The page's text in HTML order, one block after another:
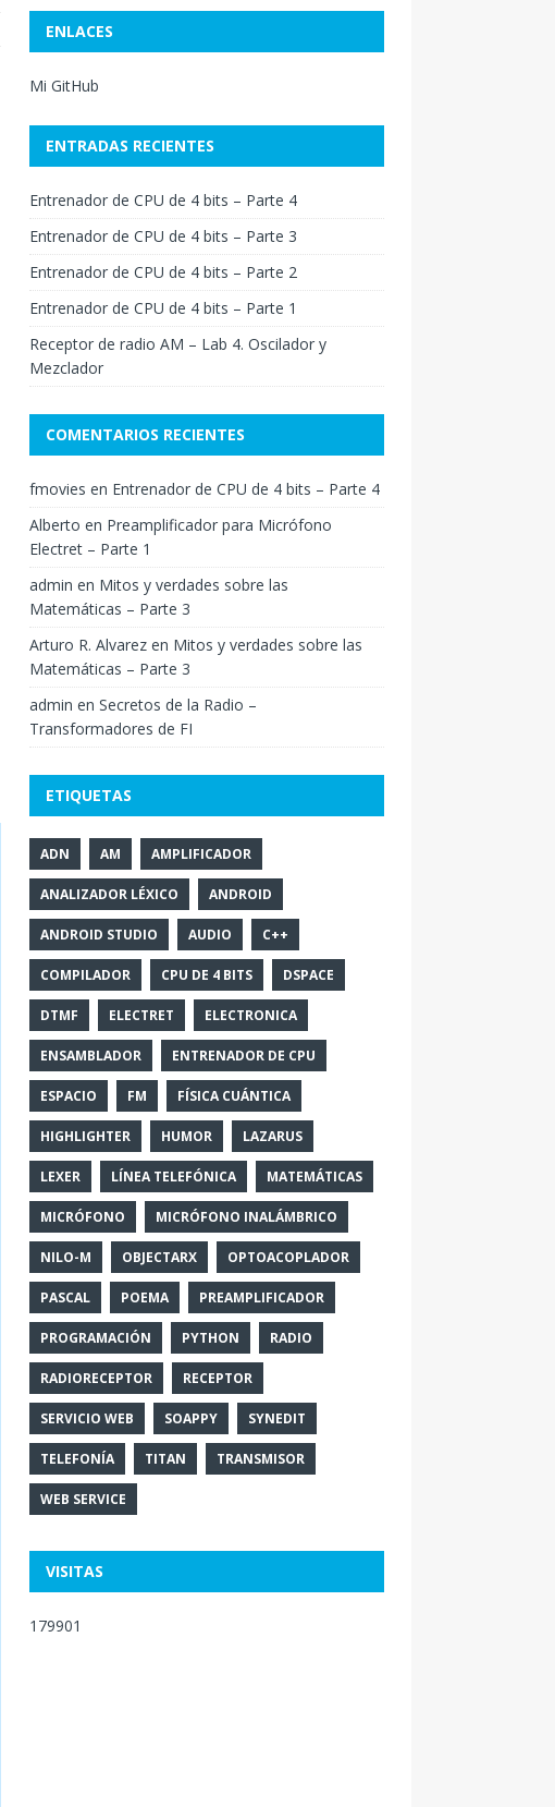
ENLACES
Mi GitHub
ENTRADAS RECIENTES
Entrenador de CPU de 4 bits – Parte 4
Entrenador de CPU de 4 bits – Parte 3
Entrenador de CPU de 4 bits – Parte 2
Entrenador de CPU de 4 bits – Parte 1
Receptor de radio AM – Lab 4. Oscilador y
Mezclador
COMENTARIOS RECIENTES
fmovies en Entrenador de CPU de 4 bits – Parte 4
Alberto en Preamplificador para Micrófono
Electret – Parte 1
admin en Mitos y verdades sobre las
Matemáticas – Parte 3
Arturo R. Alvarezen Mitos y verdades sobre las
Matemáticas – Parte 3
admin en Secretos de la Radio –
Transformadores de FI
ETIQUETAS
ADN AM AMPLIFICADOR
ANALIZADOR LÉXICO ANDROID
ANDROID STUDIO AUDIO C++
COMPILADOR CPU DE 4 BITS DSPACE
DTMF ELECTRET ELECTRONICA
ENSAMBLADOR ENTRENADOR DE CPU
ESPACIO FM FÍSICA CUÁNTICA
HIGHLIGHTER HUMOR LAZARUS
LEXER LÍNEA TELEFÓNICA MATEMÁTICAS
MICRÓFONO MICRÓFONO INALÁMBRICO
NILO-M OBJECTARX OPTOACOPLADOR
PASCAL POEMA PREAMPLIFICADOR
PROGRAMACIÓN PYTHON RADIO
RADIORECEPTOR RECEPTOR
SERVICIO WEB SOAPPY SYNEDIT
TELEFONÍA TITAN TRANSMISOR
WEB SERVICE
VISITAS
179901